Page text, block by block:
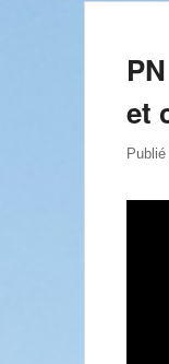
et
Publié